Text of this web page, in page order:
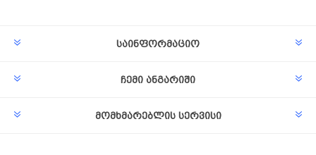
საინფორმაციო
ჩემი ანგარიში
მომხმარებლის სერვისი